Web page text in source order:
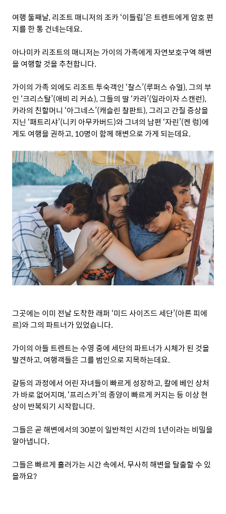
여행 둘째날,리조트 매니저의 조카‘이들립’은 트렌트에게 암호 편
지를 한 통 건네는데요.
아나미카 리조트의 매니저는 가이의 가족에게 자연보호구역 해변
을 여행할 것을 추천합니다.
가이의 가족 외에도 리조트 투숙객인 ‘찰스’(루퍼스 슈얼),그의 부
인 ‘크리스탈’(애비 리 커쇼),그들의 딸‘카라’(일라이자 스캔런),
카라의 친할머니 ‘아그네스’(캐슬린 찰판트),그리고 간질 증상을
지닌 ‘패트리샤’(니키 아무카버드)와 그녀의 남편 ‘자린’(켄 렁)에
게도 여행을 권하고, 10명이 함께 해변으로 가게 되는데요.
그곳에는 이미 전날 도착한 래퍼 ‘미드 사이즈드 세단’(아론 피에
르)와 그의 파트너가 있었습니다.
가이의 아들 트렌트는 수영 중에 세단의 파트너가 시체가 된 것을
발견하고,여행객들은 그를 범인으로 지목하는데요.
갈등의 과정에서 어린 자녀들이 빠르게 성장하고,칼에 베인 상처
가 바로 없어지며, ‘프리스카’의 종양이 빠르게 커지는 등 이상 현
상이 반복되기 시작합니다.
그들은 곧 해변에서의 30분이 일반적인 시간의 1년이라는 비밀을
알아냅니다.
그들은 빠르게 흘러가는 시간 속에서,무사히 해변을 탈출할 수 있
을까요?